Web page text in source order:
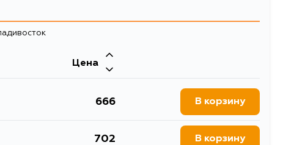
A-1031 MASUMA TOYOTA/ YARIS/ NHP130L 2012-
Цена
666 В корзину
702 В корзину